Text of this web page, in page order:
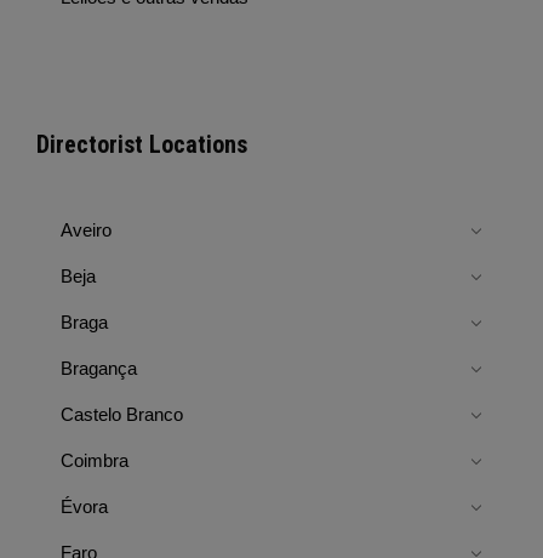
Directorist Locations
Aveiro
Beja
Braga
Bragança
Castelo Branco
Coimbra
Évora
Faro